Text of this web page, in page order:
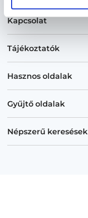
Kapcsolat
Tájékoztatók
Hasznos oldalak
Gyűjtő oldalak
Népszerű keresések